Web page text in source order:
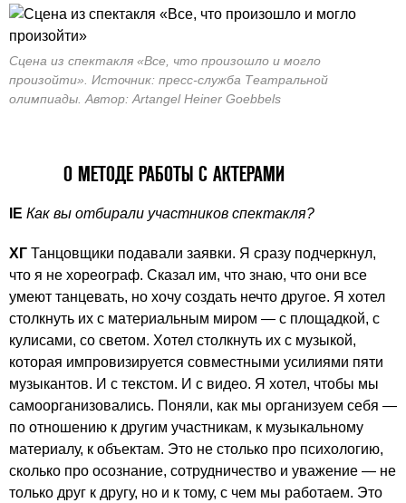
Сцена из спектакля «Все, что произошло и могло
произойти». Источник: пресс-служба Театральной
олимпиады. Автор: Artangel Heiner Goebbels
О МЕТОДЕ РАБОТЫ С АКТЕРАМИ
IE Как вы отбирали участников спектакля?
ХГ Танцовщики подавали заявки. Я сразу подчеркнул,
что я не хореограф. Сказал им, что знаю, что они все
умеют танцевать, но хочу создать нечто другое. Я хотел
столкнуть их с материальным миром — с площадкой, с
кулисами, со светом. Хотел столкнуть их с музыкой,
которая импровизируется совместными усилиями пяти
музыкантов. И с текстом. И с видео. Я хотел, чтобы мы
самоорганизовались. Поняли, как мы организуем себя —
по отношению к другим участникам, к музыкальному
материалу, к объектам. Это не столько про психологию,
сколько про осознание, сотрудничество и уважение — не
только друг к другу, но и к тому, с чем мы работаем. Это